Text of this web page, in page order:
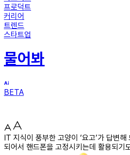
프로덕트
커리어
트렌드
스타트업
물어봐
BETA
IT 지식이 풍부한 고양이 ‘요고’가 답변
되어서 핸드폰을 고정시키는데 활용되기